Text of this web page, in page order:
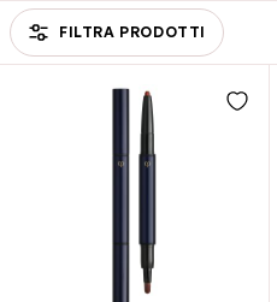
FILTRA PRODOTTI
Passa all'elenco prodotti